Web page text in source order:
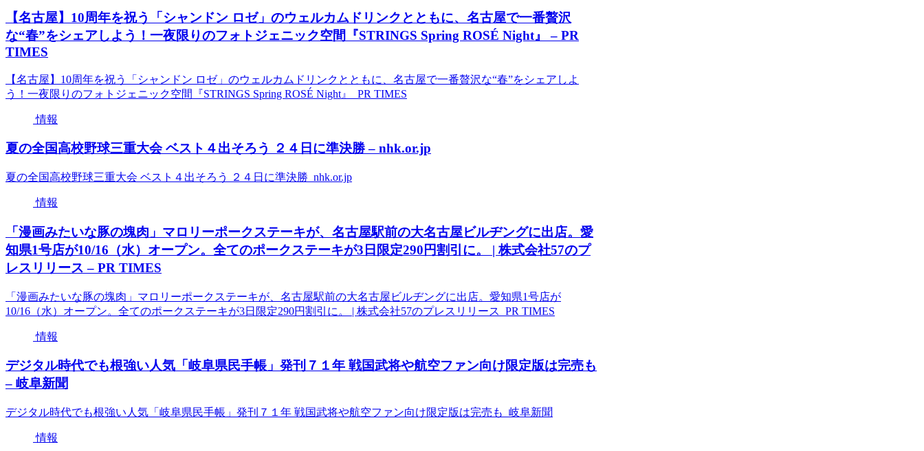
【名古屋】10周年を祝う「シャンドン ロゼ」のウェルカムドリンクとともに、名古屋で一番贅沢
な“春”をシェアしよう！一夜限りのフォトジェニック空間『STRINGS Spring ROSÉ Night』 – PR
TIMES
【名古屋】10周年を祝う「シャンドン ロゼ」のウェルカムドリンクとともに、名古屋で一番贅沢な“春”をシェアしよ
う！一夜限りのフォトジェニック空間『STRINGS Spring ROSÉ Night』 PR TIMES
情報
夏の全国高校野球三重大会 ベスト４出そろう ２４日に準決勝 – nhk.or.jp
夏の全国高校野球三重大会 ベスト４出そろう ２４日に準決勝 nhk.or.jp
情報
「漫画みたいな豚の塊肉」マロリーポークステーキが、名古屋駅前の大名古屋ビルヂングに出店。愛
知県1号店が10/16（水）オープン。全てのポークステーキが3日限定290円割引に。 | 株式会社57のプ
レスリリース – PR TIMES
「漫画みたいな豚の塊肉」マロリーポークステーキが、名古屋駅前の大名古屋ビルヂングに出店。愛知県1号店が
10/16（水）オープン。全てのポークステーキが3日限定290円割引に。 | 株式会社57のプレスリリース PR TIMES
情報
デジタル時代でも根強い人気「岐阜県民手帳」発刊７１年 戦国武将や航空ファン向け限定版は完売も
– 岐阜新聞
デジタル時代でも根強い人気「岐阜県民手帳」発刊７１年 戦国武将や航空ファン向け限定版は完売も 岐阜新聞
情報